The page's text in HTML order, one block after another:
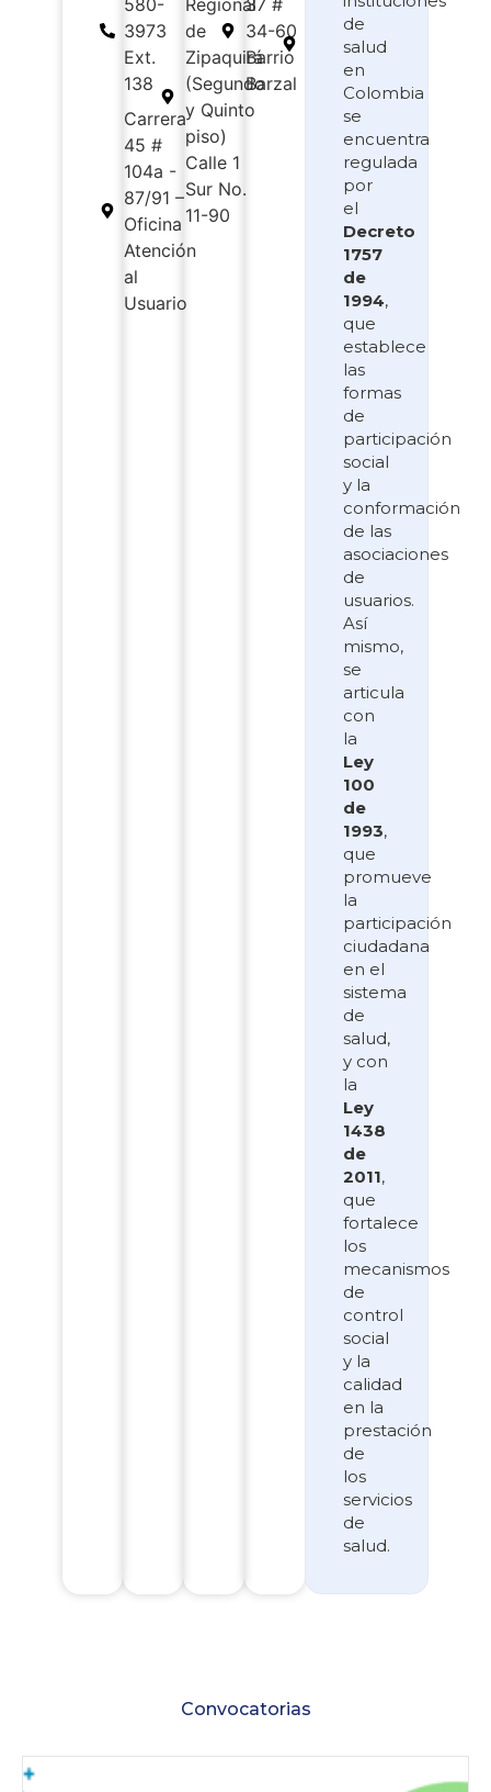
580-
3973
Ext.
138
Carrera
45 #
104a -
87/91 –
Oficina
Atención
al
Usuario
Regional
de
Zipaquirá
(Segundo
y Quinto
piso)
Calle 1
Sur No.
11-90
37 #
34-60
Barrio
Barzal
7 # 1A
SUR –
Local
de
salud
en
Colombia
se
encuentra
regulada
por
el
Decreto
1757
de
1994,
que
establece
las
formas
de
participación
social
y la
conformación
de las
asociaciones
de
usuarios.
Así
mismo,
se
articula
con
la
Ley
100
de
1993,
que
promueve
la
participación
ciudadana
en el
sistema
de
salud,
y con
la
Ley
1438
de
2011,
que
fortalece
los
mecanismos
de
control
social
y la
calidad
en la
prestación
de
los
servicios
de
salud.
Convocatorias